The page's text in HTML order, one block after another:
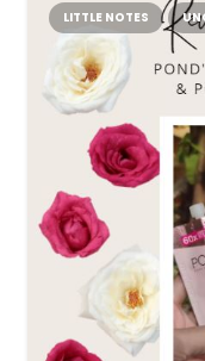
LITTLE NOTES